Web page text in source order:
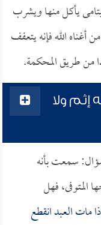
يأكل منها ويشرب
الله فإنه يتعفف
من طريق المحكمة.
إثم ولا
سمعت بأنه
المتوفى، فهل
مات العبد انقطع